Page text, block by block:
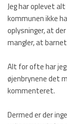
Jeg har oplevet
kommunen ikke
oplysninger, at
mangler, at
Alt for ofte har
øjenbrynene det
kommenteret.
Dermed er der